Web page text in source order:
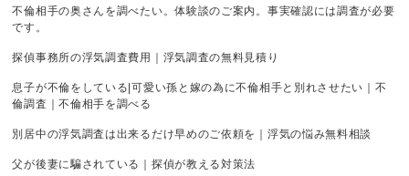
不倫相手の奥さんを調べたい。体験談のご案内。事実確認には調査が必要
です。
探偵事務所の浮気調査費用｜浮気調査の無料見積り
息子が不倫をしている|可愛い孫と嫁の為に不倫相手と別れさせたい｜不
倫調査｜不倫相手を調べる
別居中の浮気調査は出来るだけ早めのご依頼を｜浮気の悩み無料相談
父が後妻に騙されている｜探偵が教える対策法